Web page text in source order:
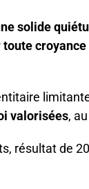
solide
toute
valorisées,
résultat de